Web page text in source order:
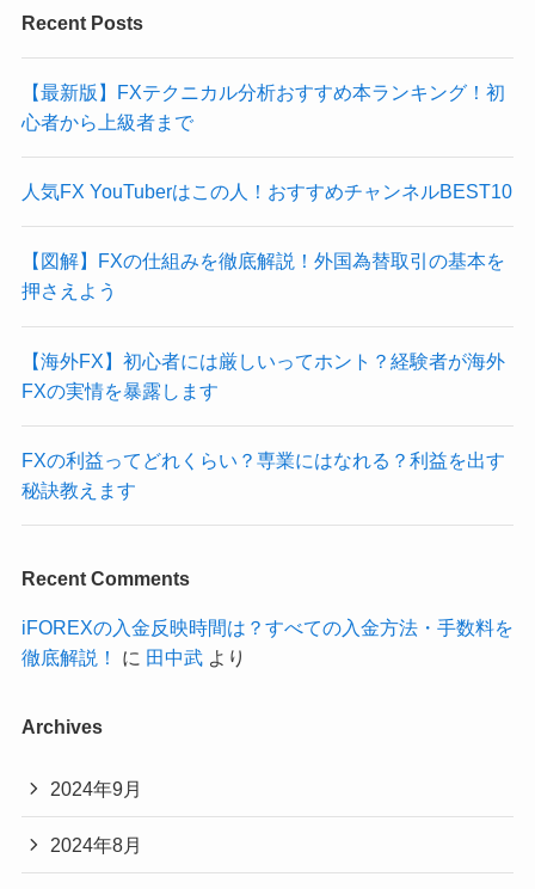
Recent Posts
【最新版】FXテクニカル分析おすすめ本ランキング！初
心者から上級者まで
人気FX YouTuberはこの人！おすすめチャンネルBEST10
【図解】FXの仕組みを徹底解説！外国為替取引の基本を
押さえよう
【海外FX】初心者には厳しいってホント？経験者が海外
FXの実情を暴露します
FXの利益ってどれくらい？専業にはなれる？利益を出す
秘訣教えます
Recent Comments
iFOREXの入金反映時間は？すべての入金方法・手数料を
徹底解説！
に 田中武より
Archives
2024年9月
2024年8月